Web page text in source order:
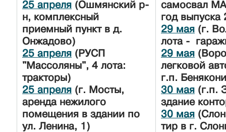
25 апреля (Ошмянский р-
н, комплексный
приемный пункт в д.
Онжадово)
25 апреля (РУСП
"Массоляны", 4 лота:
тракторы)
25 апреля (г. Мосты,
аренда нежилого
помещения в здании по
ул. Ленина, 1)
самосвал
год выпуска
29 мая (г.
лота -
29 мая
легковой
г.п.
30 мая (г.п.
здание
30 мая
тир в г.